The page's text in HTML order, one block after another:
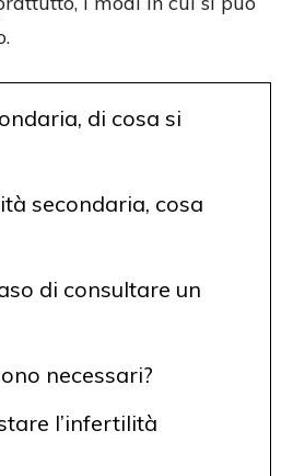
di cosa si
secondaria, cosa
di consultare un
necessari?
l’infertilità